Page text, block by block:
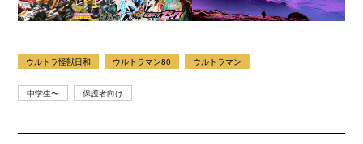
ウルトラ怪獣日和 ウルトラマン80 ウルトラマン
中学生〜 保護者向け